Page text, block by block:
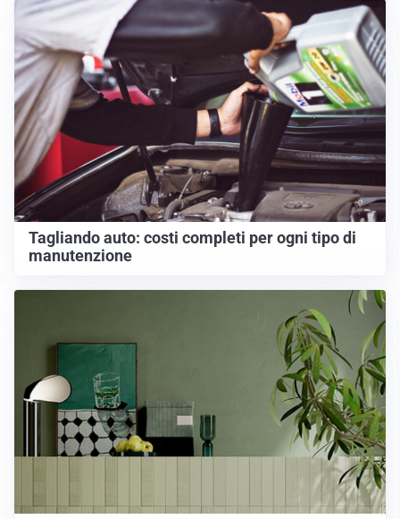
Tagliando auto: costi completi per ogni tipo di
manutenzione